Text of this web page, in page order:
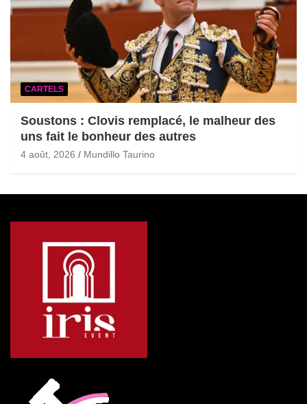
CARTELS
Soustons : Clovis remplacé, le malheur des
uns fait le bonheur des autres
4 août, 2026 Mundillo Taurino